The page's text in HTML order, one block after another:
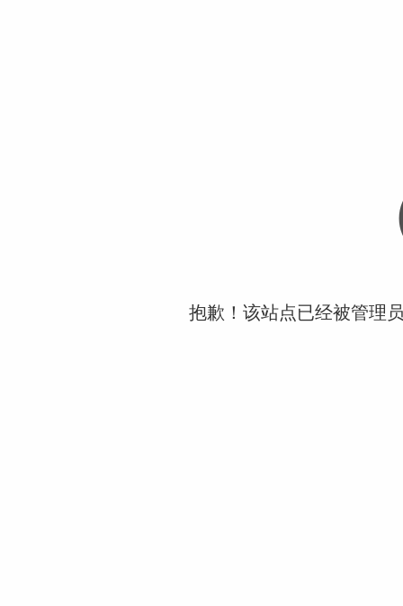
抱歉！该站点已经被管理